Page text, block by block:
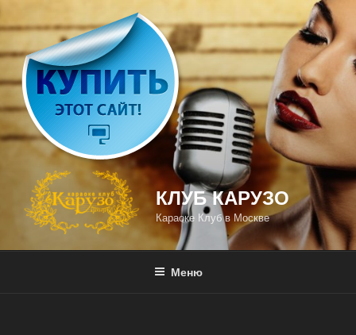
к
содержимому
КЛУБ КАРУЗО
Караоке Клуб в Москве
Меню